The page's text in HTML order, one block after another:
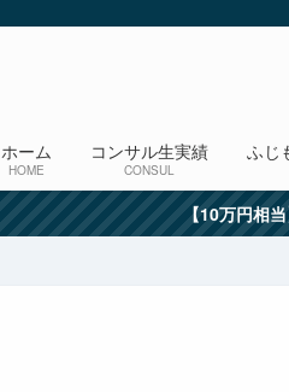
ホーム
HOME
コンサル生実績
CONSUL
ふじ
【10万円相